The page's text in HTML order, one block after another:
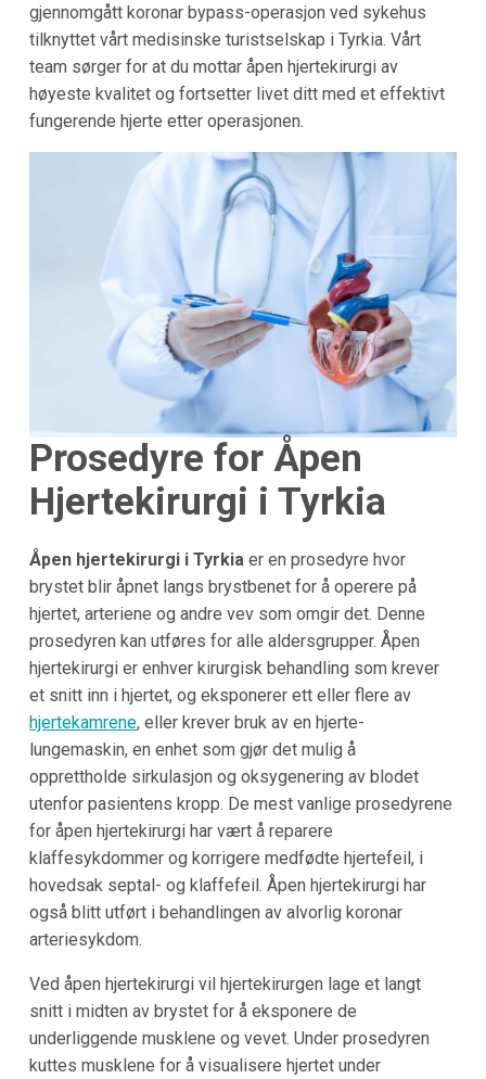
gjennomgått koronar bypass-operasjon ved sykehus
tilknyttet vårt medisinske turistselskap i Tyrkia. Vårt
team sørger for at du mottar åpen hjertekirurgi av
høyeste kvalitet og fortsetter livet ditt med et effektivt
fungerende hjerte etter operasjonen.
Prosedyre for Åpen
Hjertekirurgi i Tyrkia
Åpen hjertekirurgi i Tyrkiaer en prosedyre hvor
brystet blir åpnet langs brystbenet for å operere på
hjertet, arteriene og andre vev som omgir det. Denne
prosedyren kan utføres for alle aldersgrupper. Åpen
hjertekirurgi er enhver kirurgisk behandling som krever
et snitt inn i hjertet, og eksponerer ett eller flere av
hjertekamrene, eller krever bruk av en hjerte-
lungemaskin, en enhet som gjør det mulig å
opprettholde sirkulasjon og oksygenering av blodet
utenfor pasientens kropp. De mest vanlige prosedyrene
for åpen hjertekirurgi har vært å reparere
klaffesykdommer og korrigere medfødte hjertefeil, i
hovedsak septal- og klaffefeil. Åpen hjertekirurgi har
også blitt utført i behandlingen av alvorlig koronar
arteriesykdom.
Ved åpen hjertekirurgi vil hjertekirurgen lage et langt
snitt i midten av brystet for å eksponere de
underliggende musklene og vevet. Under prosedyren
kuttes musklene for å visualisere hjertet under